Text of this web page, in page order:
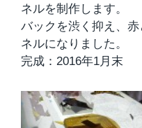
ネルを制作します。
バックを渋く抑え、
ネルになりました。
完成：2016年1月末